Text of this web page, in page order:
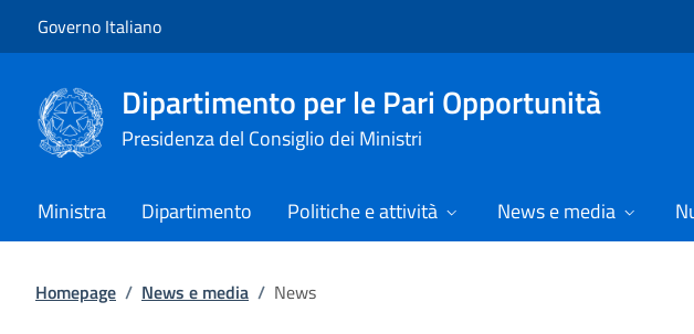
Governo Italiano
Dipartimento per le Pari Opportunità
Presidenza del Consiglio dei Ministri
Ministra Dipartimento Politiche e attività News e media
Homepage / News e media / News